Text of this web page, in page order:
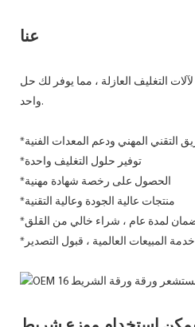
عنا
التغليف العازلة ، مما يوفر لك حل
واحد.
التقني المهني ودعم المعدات الفنية
*توفير حلول التغليف واحدة
*الحصول على رخصة شهادة مهنية
*منتجات عالية الجودة وعالية التقنية
لمدة عام ، شراء خالي من القلق
*خدمة المبيعات العالمية ، قبول التصدير